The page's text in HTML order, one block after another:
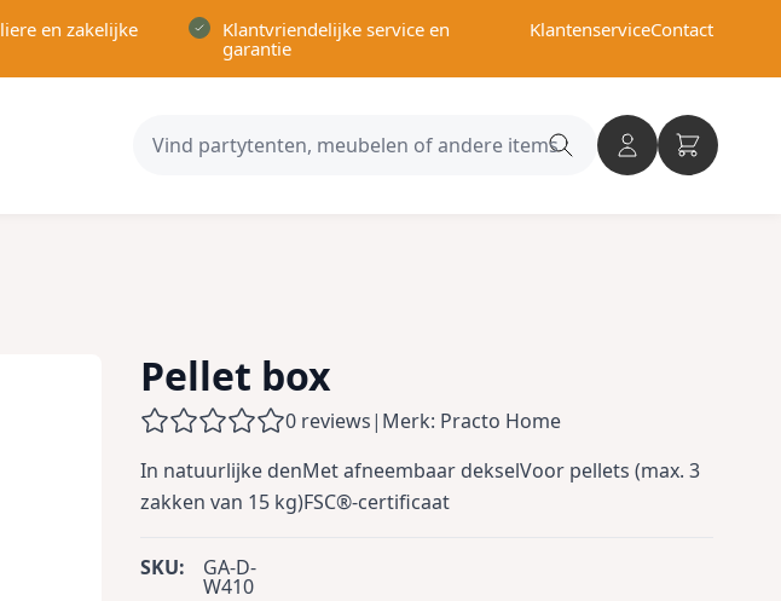
en zakelijke
Klantvriendelijke service en
garantie
KlantenserviceContact
Tuin en Terras category
submenu for Recreatie category
Search
Pellet box
0 reviews| Merk: Practo Home
In natuurlijke denMet afneembaar dekselVoor pellets (max. 3
zakken van 15 kg)FSC®-certificaat
SKU: GA-D-
W410